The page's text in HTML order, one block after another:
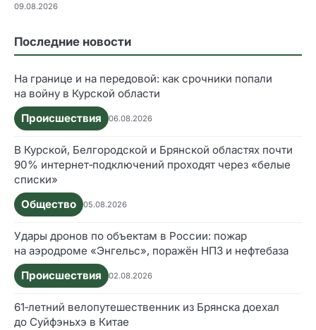
09.08.2026
Последние новости
На границе и на передовой: как срочники попали
на войну в Курской области
Происшествия
06.08.2026
В Курской, Белгородской и Брянской областях почти
90% интернет‑подключений проходят через «белые
списки»
Общество
05.08.2026
Удары дронов по объектам в России: пожар
на аэродроме «Энгельс», поражён НПЗ и нефтебаза
Происшествия
02.08.2026
61‑летний велопутешественник из Брянска доехал
до Суйфэньхэ в Китае